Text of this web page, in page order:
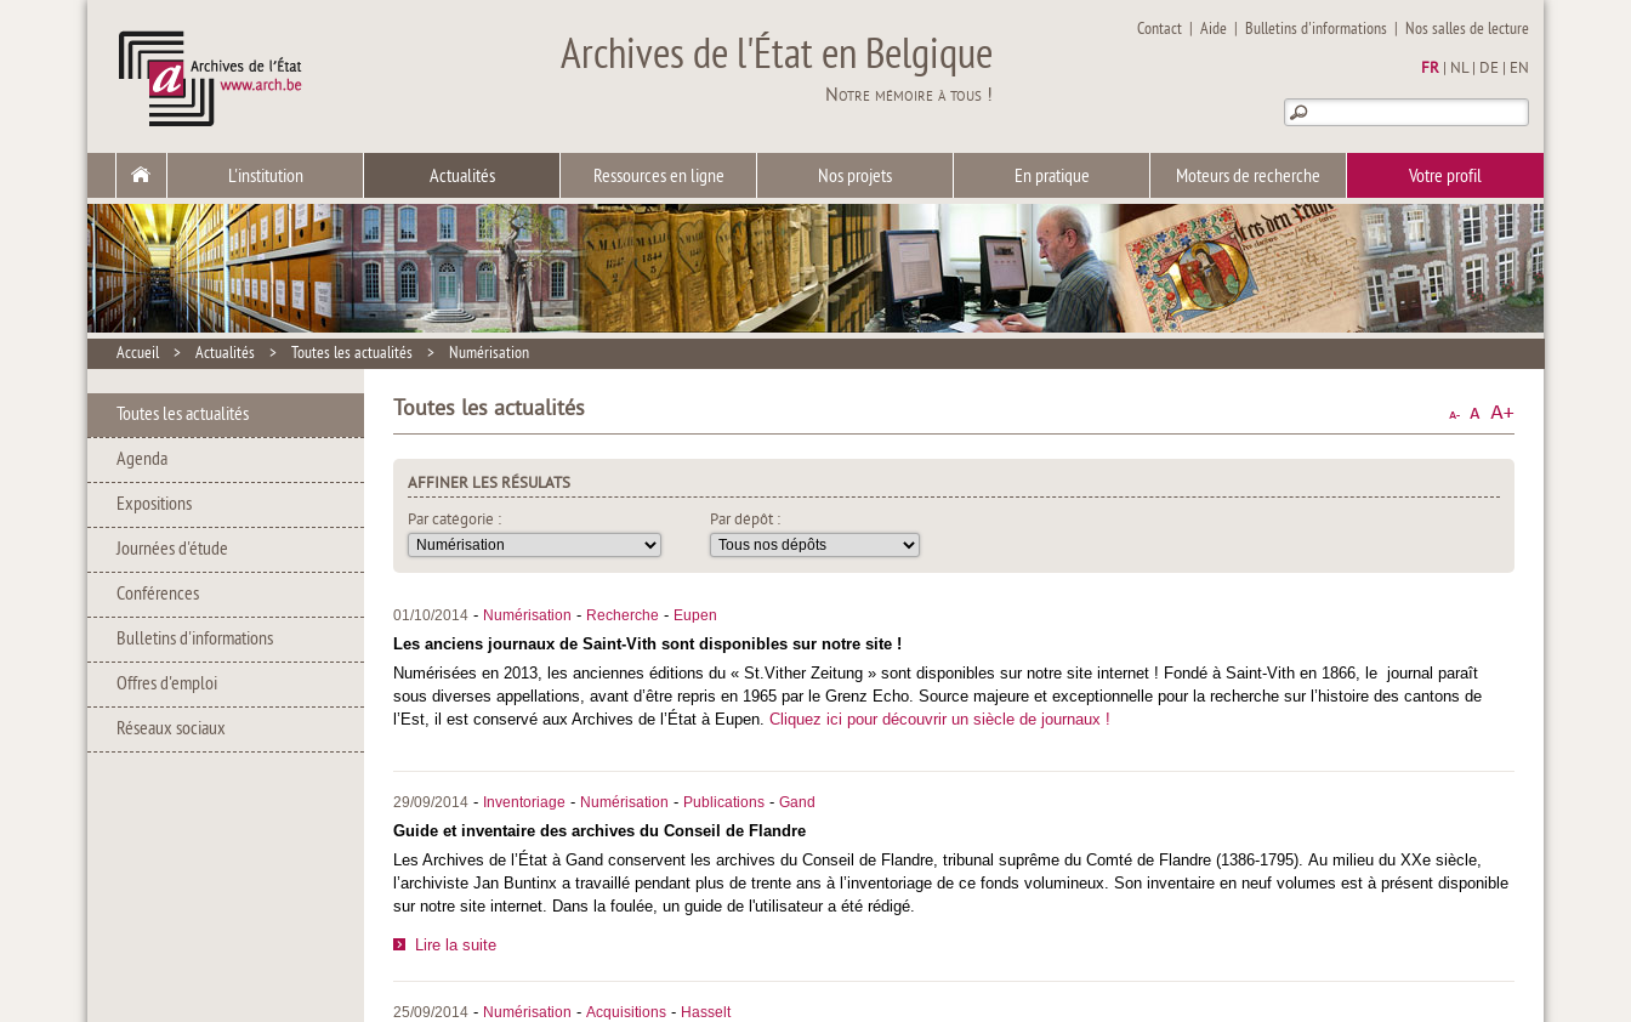
Archives de l'État en Belgique
Notre mémoire à tous !
Contact |Aide | Bulletins d'informations | Nos salles de lecture
FR NL| DE EN
L'institution Actualités Ressources en ligne Nos projets En pratique Moteurs de recherche Votre profil
Accueil > Actualités > Toutes les actualités > Numérisation
Toutes les actualités
Agenda
Expositions
Journées d'étude
Conférences
Bulletins d'informations
Offres d'emploi
Réseaux sociaux
Toutes les actualités
AFFINER LES RÉSULATS
Par catégorie :
Par dépôt :
01/10/2014 - Numérisation - Recherche - Eupen
Les anciens journaux de Saint-Vith sont disponibles sur notre site !
Numérisées en 2013, les anciennes éditions du « St.Vither Zeitung » sont disponibles sur notre site internet ! Fondé à Saint-Vith en 1866, le journal paraît
sous diverses appellations, avant d’être repris en 1965 par le Grenz Echo. Source majeure et exceptionnelle pour la recherche sur l’histoire des cantons de
l’Est, il est conservé aux Archives de l’État à Eupen. Cliquez ici pour découvrir un siècle de journaux !
29/09/2014 - Inventoriage - Numérisation - Publications - Gand
Guide et inventaire des archives du Conseil de Flandre
Les Archives de l’État à Gand conservent les archives du Conseil de Flandre, tribunal suprême du Comté de Flandre (1386-1795). Au milieu du XXe siècle,
l’archiviste Jan Buntinx a travaillé pendant plus de trente ans à l’inventoriage de ce fonds volumineux. Son inventaire en neuf volumes est à présent disponible
sur notre site internet. Dans la foulée, un guide de l'utilisateur a été rédigé.
Lire la suite
25/09/2014 - Numérisation - Acquisitions - Hasselt